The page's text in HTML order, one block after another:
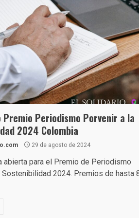
Premio Periodismo Porvenir a la
2024 Colombia
29 de agosto de 2024
abierta para el Premio de Periodismo
Sostenibilidad 2024. Premios de hasta